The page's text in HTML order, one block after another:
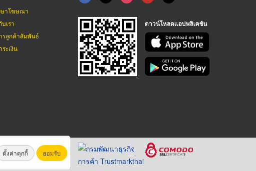
าโฆษณา
เรา
รลูกค้าสัมพันธ์
ะเงิน
ดาวน์โหลดแอปพลิเคชัน
ำกัด (มหาชน)
ตั้งค่าคุกกี้ ยอมรับ